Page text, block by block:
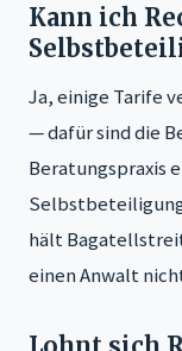
Kann ich
Ja, einige Tarife
— dafür sind die
Beratungspraxis
hält
einen Anwalt